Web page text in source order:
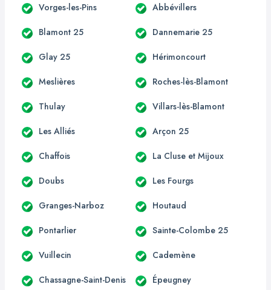
Vorges-les-Pins Abbévillers
Blamont 25 Dannemarie 25
Glay 25 Hérimoncourt
Meslières Roches-lès-Blamont
Thulay Villars-lès-Blamont
Les Alliés Arçon 25
Chaffois La Cluse et Mijoux
Doubs Les Fourgs
Granges-Narboz Houtaud
Pontarlier Sainte-Colombe 25
Vuillecin Cademène
Chassagne-Saint-Denis Épeugney